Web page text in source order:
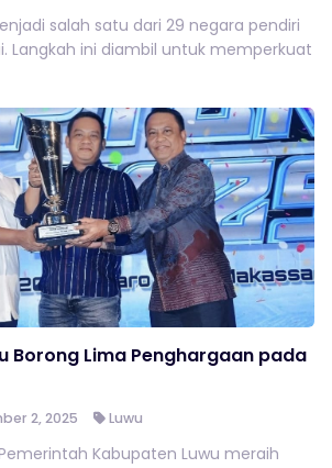
salah satu dari 29 negara pendiri
Langkah ini diambil untuk memperkuat
Borong Lima Penghargaan pada
2, 2025 Luwu
Kabupaten Luwu meraih